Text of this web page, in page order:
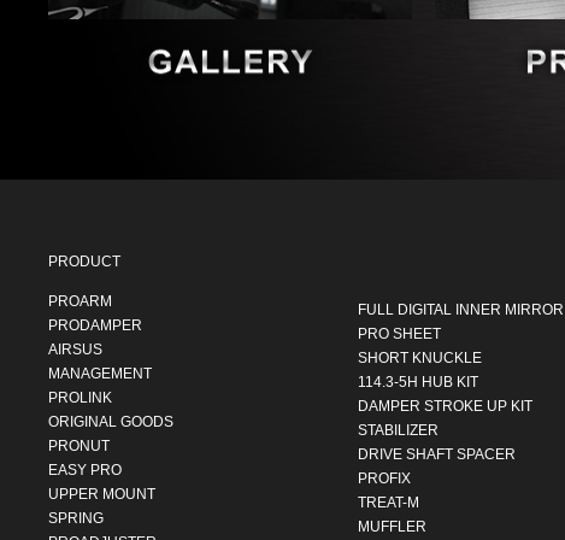
PRODUCT
PROARM
PRODAMPER
AIRSUS
MANAGEMENT
PROLINK
ORIGINAL GOODS
PRONUT
EASY PRO
UPPER MOUNT
SPRING
FULL DIGITAL INNER MIRROR
PRO SHEET
SHORT KNUCKLE
114.3-5H HUB KIT
DAMPER STROKE UP KIT
STABILIZER
DRIVE SHAFT SPACER
PROFIX
TREAT-M
MUFFLER